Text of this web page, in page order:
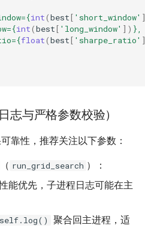
{int(best[ 'short_window'
{int(best[ 'long_window' ]) },
{float(best[ 'sharpe_ratio'
志与严格参数校验）
靠性，推荐关注以下参数：
（ run_grid_search ）：
性能优先，子进程日志可能在主
self.log()
聚合回主进程，适